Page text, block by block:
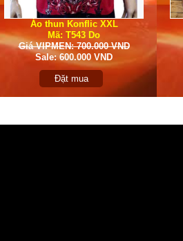
Áo thun Konflic XXL
Mã: T543 Do
Giá VIPMEN: 700.000 VND
Sale: 600.000 VND
Đặt mua